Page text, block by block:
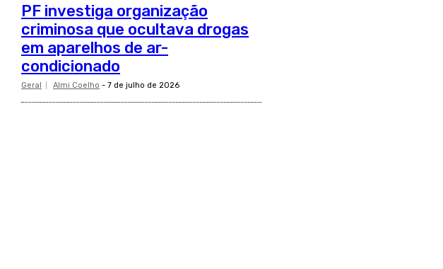
PF investiga organização
criminosa que ocultava drogas
em aparelhos de ar-
condicionado
Geral Almi Coelho - 7 de julho de 2026